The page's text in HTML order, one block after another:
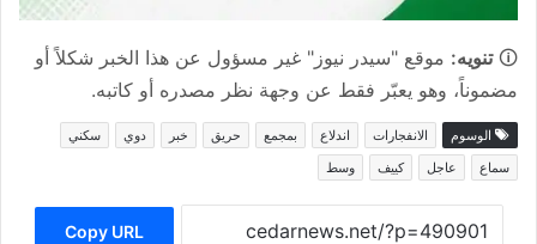
🛈تنويه: موقع "سيدر نيوز" غير مسؤول عن هذا الخبر شكلاً أو
مضموناً، وهو يعبّر فقط عن وجهة نظر مصدره أو كاتبه.
الوسوم الانفجارات اندلاع بمجمع حريق خبر دوي
سكني
سماع
عاجل كييف وسط
Copy URL